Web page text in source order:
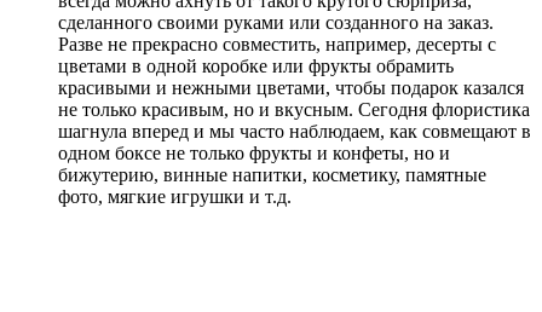
сделанного своими руками или созданного на заказ.
Разве не прекрасно совместить, например, десерты с
цветами в одной коробке или фрукты обрамить
красивыми и нежными цветами, чтобы подарок казался
не только красивым, но и вкусным. Сегодня флористика
шагнула вперед и мы часто наблюдаем, как совмещают в
одном боксе не только фрукты и конфеты, но и
бижутерию, винные напитки, косметику, памятные
фото, мягкие игрушки и т.д.